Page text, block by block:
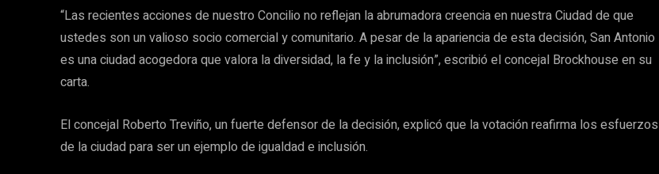
“Las recientes acciones de nuestro Concilio no reflejan la abrumadora creencia en nuestra Ciudad de que
ustedes son un valioso socio comercial y comunitario. A pesar de la apariencia de esta decisión, San Antonio
es una ciudad acogedora que valora la diversidad, la fe y la inclusión”, escribió el concejal Brockhouse en su
carta.
El concejal Roberto Treviño, un fuerte defensor de la decisión, explicó que la votación reafirma los esfuerzos
de la ciudad para ser un ejemplo de igualdad e inclusión.